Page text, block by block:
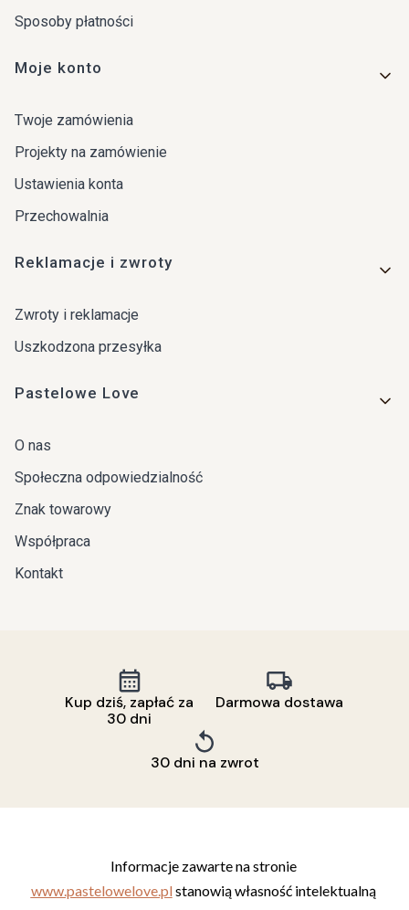
Sposoby płatności
Moje konto
Twoje zamówienia
Projekty na zamówienie
Ustawienia konta
Przechowalnia
Reklamacje i zwroty
Zwroty i reklamacje
Uszkodzona przesyłka
Pastelowe Love
O nas
Społeczna odpowiedzialność
Znak towarowy
Współpraca
Kontakt
Kup dziś, zapłać za
30 dni
Darmowa dostawa
30 dni na zwrot
Informacje zawarte na stronie
www.pastelowelove.pl stanowią własność intelektualną